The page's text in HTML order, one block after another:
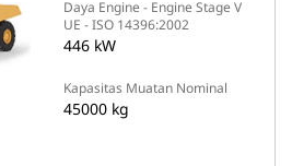
Daya Engine - Engine Stage V
UE - ISO 14396:2002
446 kW
Kapasitas Muatan Nominal
45000 kg